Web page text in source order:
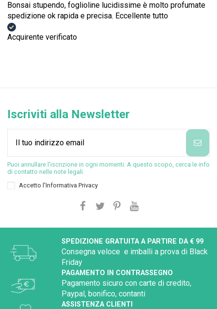
Bonsai stupendo, foglioline lucidissime è molto profumate
spedizione ok rapida e precisa. Eccellente tutto
Acquirente verificato
Iscriviti alla Newsletter
Puoi annullare l'iscrizione in ogni momenti. A questo scopo, cerca le info
di contatto nelle note legali.
Accetto l'Informativa Privacy
SPEDIZIONE GRATUITA A PARTIRE DA € 99
Consegna veloce e imballi a prova di Black
Friday
PAGAMENTO IN CONTRASSEGNO
Pagamento sicuro con carte di credito,
Paypal, bonifico, contanti
ASSISTENZA CLIENTI